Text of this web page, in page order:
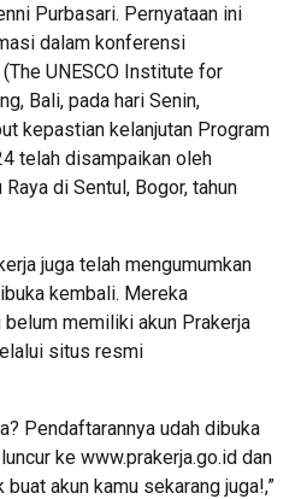
Purbasari. Pernyataan ini
dalam konferensi
UNESCO Institute for
Bali, pada hari Senin,
kepastian kelanjutan Program
telah disampaikan oleh
di Sentul, Bogor, tahun
juga telah mengumumkan
kembali. Mereka
memiliki akun Prakerja
situs resmi
Pendaftarannya udah dibuka
ke www.prakerja.go.id dan
buat akun kamu sekarang juga!,”